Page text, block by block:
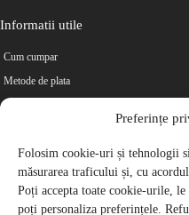
Preferințe
Folosim cookie-uri și tehnologii
măsurarea traficului și, cu
Poți accepta toate cookie-urile,
poți personaliza preferințele.
Informatii utile
Cum cumpar
Metode de plata
Retur
Cariere
Politica de Confidentialitate